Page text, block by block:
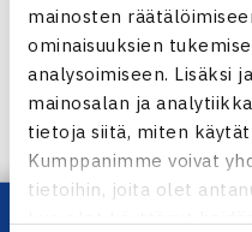
mainosten
ominaisuuksien
analysoimiseen. Lisäksi
mainosalan ja
tietoja siitä, miten käytät
Kumppanimme voivat
tietoihin, joita olet